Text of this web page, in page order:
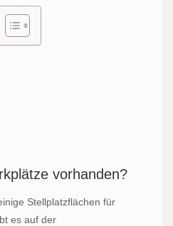
vorhanden?
Stellplatzflächen für
es auf der